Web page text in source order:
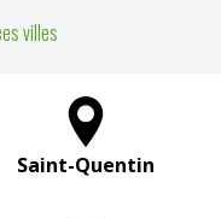
villes
Saint-Quentin